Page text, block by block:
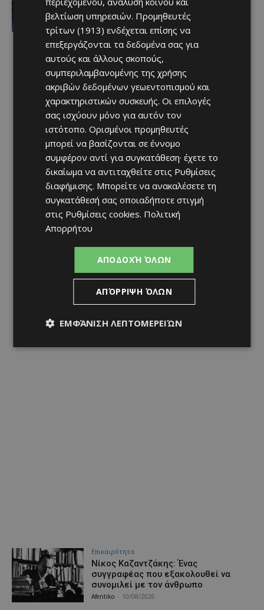
Afentiko - 10/08/2026
Επικαιρότητα
Νίκος Καζαντζάκης: Ένας
συγγραφέας που εξακολουθεί να
συνομιλεί με τον άνθρωπο
Afentiko 10/08/2026
βελτίωση υπηρεσιών. Προμηθευτές
τρίτων (1913) ενδέχεται επίσης να
επεξεργάζονται τα δεδομένα σας για
αυτούς και άλλους σκοπούς,
συμπεριλαμβανομένης της χρήσης
ακριβών δεδομένων γεωεντοπισμού και
χαρακτηριστικών συσκευής. Οι επιλογές
σας ισχύουν μόνο για αυτόν τον
ιστότοπο. Ορισμένοι προμηθευτές
μπορεί να βασίζονται σε έννομο
συμφέρον αντί για συγκατάθεση· έχετε το
δικαίωμα να αντιταχθείτε στις Ρυθμίσεις
διαφήμισης. Μπορείτε να ανακαλέσετε τη
συγκατάθεσή σας οποιαδήποτε στιγμή
στις Ρυθμίσεις cookies. Πολιτική
Απορρήτου
ΑΠΟΔΟΧΉ ΌΛΩΝ
ΑΠΌΡΡΙΨΗ ΌΛΩΝ
ΕΜΦΆΝΙΣΗ ΛΕΠΤΟΜΕΡΕΙΏΝ